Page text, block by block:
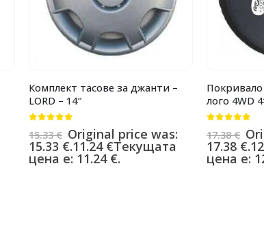
Комплект тасове за джанти –
LORD – 14″
15.33€ Original price was:
15.33 €.11.24 €Текущата
цена е: 11.24 €.
Покривало
лого 4WD
17.38€
17.38 €.
цена е: